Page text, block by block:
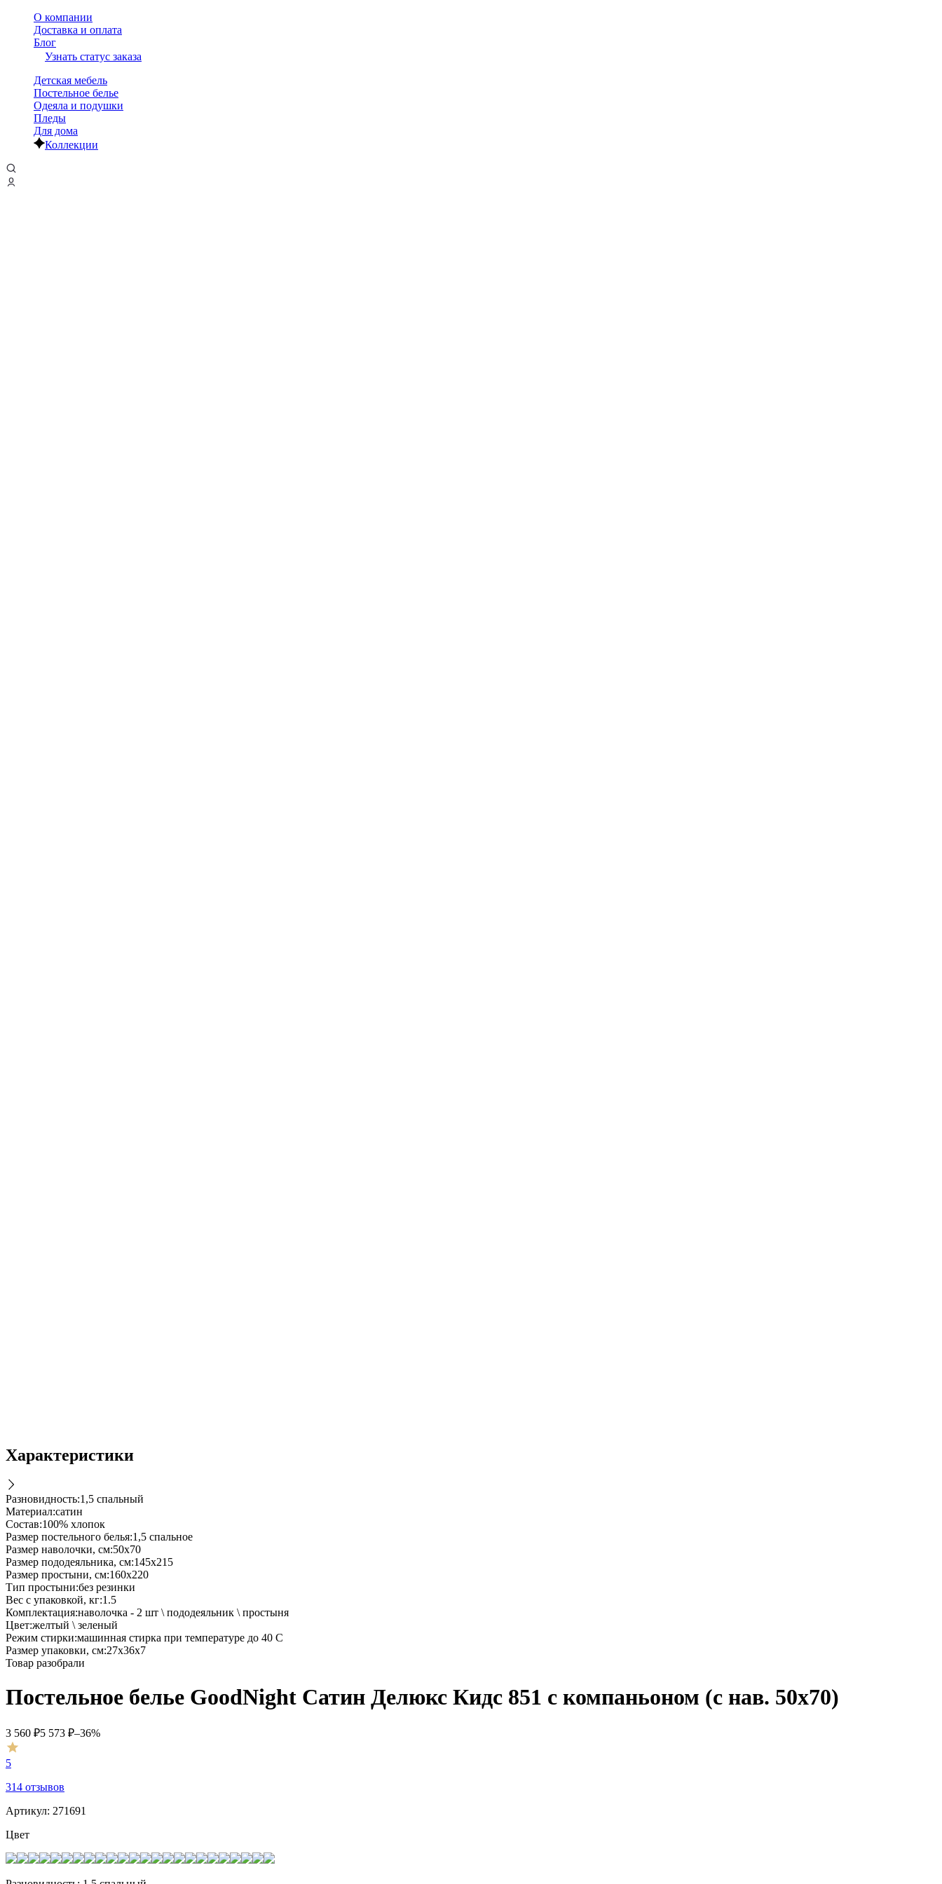
О компании
Доставка и оплата
Блог
Узнать статус заказа
Детская мебель
Постельное белье
Одеяла и подушки
Пледы
Для дома
Коллекции
Характеристики
Разновидность:1,5 спальный
Материал:сатин
Состав:100% хлопок
Размер постельного белья:1,5 спальное
Размер наволочки, см:50х70
Размер пододеяльника, см:145х215
Размер простыни, см:160х220
Тип простыни:без резинки
Вес с упаковкой, кг:1.5
Комплектация:наволочка - 2 шт \ пододеяльник \ простыня
Цвет:желтый \ зеленый
Режим стирки:машинная стирка при температуре до 40 С
Размер упаковки, см:27х36х7
Товар разобрали
Постельное белье GoodNight Сатин Делюкс Кидс 851 с компаньоном (с нав. 50х70)
3 560 ₽5 573 ₽–36%
5
314 отзывов
Артикул: 271691
Цвет